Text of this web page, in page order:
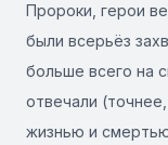
Пророки, герои
были всерьёз
больше всего на
отвечали
жизнью и